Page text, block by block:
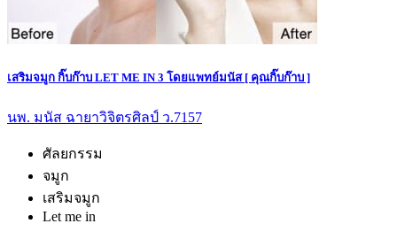
เสริมจมูก กิ๊บก๊าบ LET ME IN 3 โดยแพทย์มนัส [ คุณกิ๊บก๊าบ ]
นพ. มนัส ฉายาวิจิตรศิลป์ ว.7157
ศัลยกรรม
จมูก
เสริมจมูก
Let me in